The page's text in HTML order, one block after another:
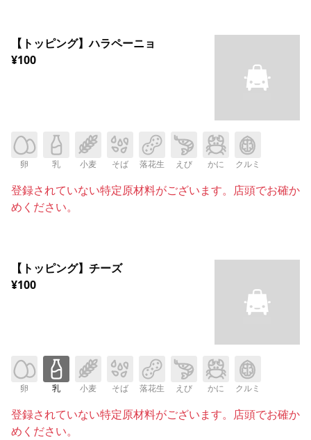
【トッピング】ハラペーニョ
¥100
卵 乳 小麦 そば 落花生 えび かに クルミ
登録されていない特定原材料がございます。店頭でお確か
めください。
【トッピング】チーズ
¥100
卵 乳 小麦 そば 落花生 えび かに クルミ
登録されていない特定原材料がございます。店頭でお確か
めください。